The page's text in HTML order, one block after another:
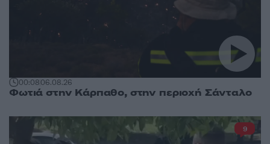
00:0806.08.26
Φωτιά στην Κάρπαθο, στην περιοχή Σάνταλο
9